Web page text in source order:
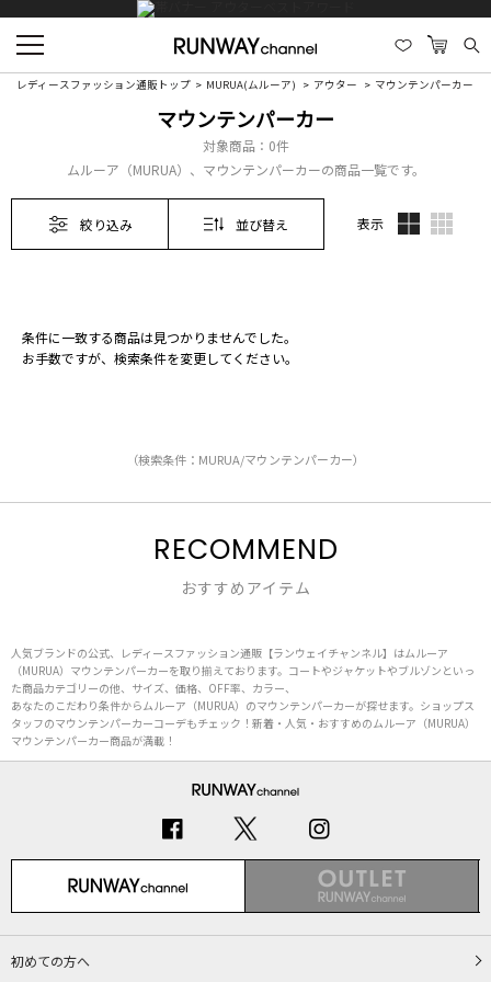
レディースファッション通販トップ MURUA(ムルーア) アウター マウンテンパーカー
マウンテンパーカー
対象商品： 0件
ムルーア（MURUA）、マウンテンパーカーの商品一覧です。
絞り込み 並び替え 表示
条件に一致する商品は見つかりませんでした。
お手数ですが、検索条件を変更してください。
（検索条件：MURUA/マウンテンパーカー）
RECOMMEND
おすすめアイテム
人気ブランドの公式、レディースファッション通販【ランウェイチャンネル】はムルーア
（MURUA）マウンテンパーカーを取り揃えております。コートやジャケットやブルゾンといっ
た商品カテゴリーの他、サイズ、価格、OFF率、カラー、
あなたのこだわり条件からムルーア（MURUA）のマウンテンパーカーが探せます。ショップス
タッフのマウンテンパーカーコーデもチェック！新着・人気・おすすめのムルーア（MURUA）
マウンテンパーカー商品が満載！
初めての方へ